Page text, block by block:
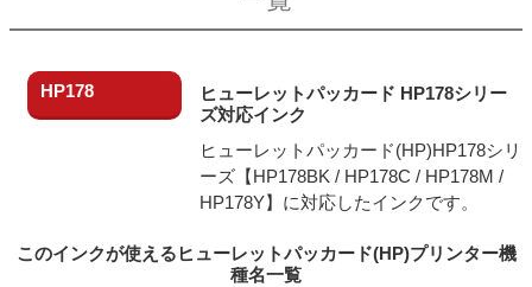
初心者用セット
キャノンインク
エプソンインク
互換インクカートリッジ
HP178
ヒューレットパッカード HP178シリー
ズ対応インク
ヒューレットパッカード(HP)HP178シリ
ーズ【HP178BK / HP178C / HP178M /
HP178Y】に対応したインクです。
このインクが使えるヒューレットパッカード(HP)プリンター機
種名一覧